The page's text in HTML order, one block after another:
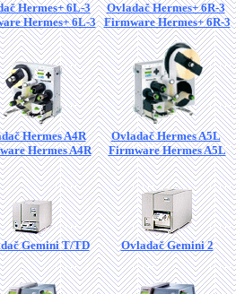
Hermes+ 6L-3
Hermes+ 6L-3
Ovladač Hermes+ 6R-3
Firmware Hermes+ 6R-3
Hermes A4R
Hermes A4R
Ovladač Hermes A5L
Firmware Hermes A5L
Gemini T/TD Ovladač Gemini 2